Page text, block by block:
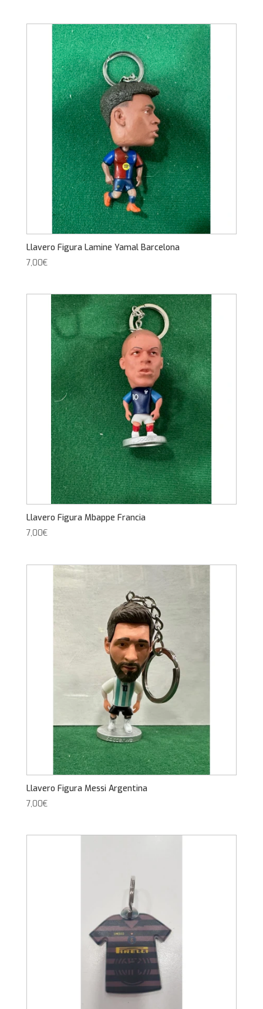
Llavero Figura Lamine Yamal Barcelona
7,00€
Llavero Figura Mbappe Francia
7,00€
Llavero Figura Messi Argentina
7,00€